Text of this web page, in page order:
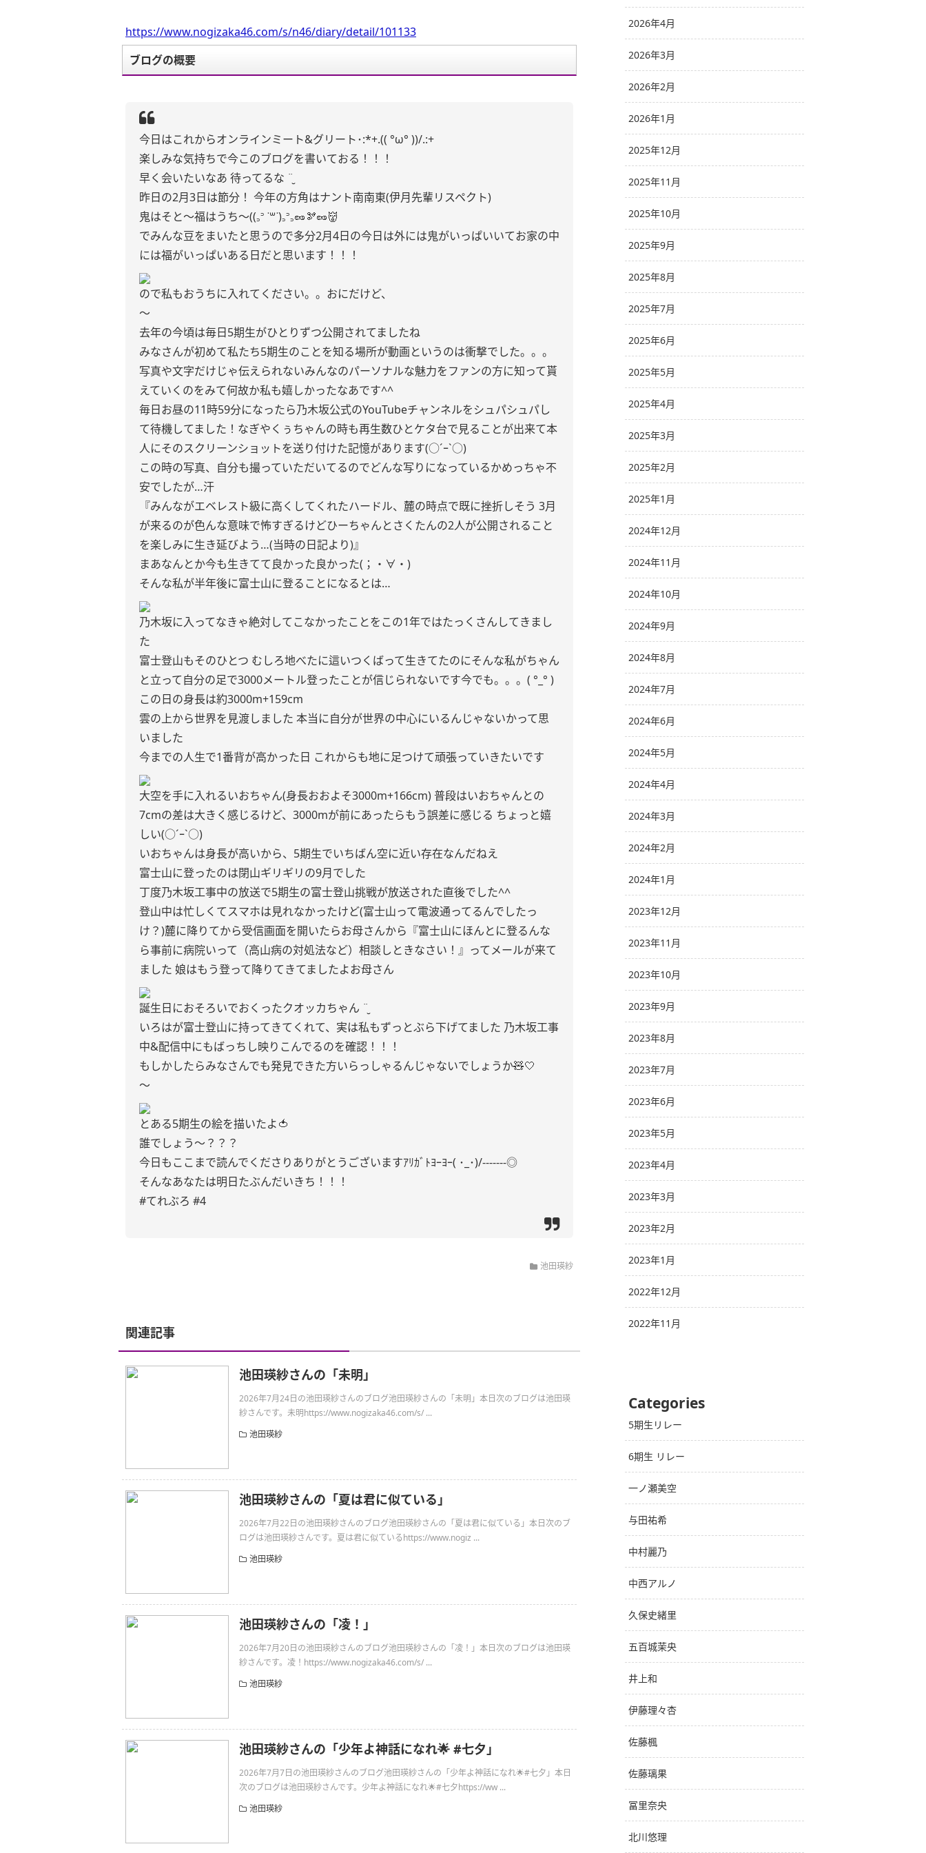
https://www.nogizaka46.com/s/n46/diary/detail/101133
ブログの概要
今日はこれからオンラインミート&グリート･:*+.(( °ω° ))/.:+
楽しみな気持ちで今このブログを書いておる！！！
早く会いたいなあ 待ってるな ¨̮
昨日の2月3日は節分！ 今年の方角はナント南南東(伊月先輩リスペクト)
鬼はそと〜福はうち〜((꜆꜄ ˙꒳˙)꜆꜄꜆🥜🫘🥜👹
でみんな豆をまいたと思うので多分2月4日の今日は外には鬼がいっぱいいてお家の中
には福がいっぱいある日だと思います！！！
ので私もおうちに入れてください。。おにだけど、
〜
去年の今頃は毎日5期生がひとりずつ公開されてましたね
みなさんが初めて私たち5期生のことを知る場所が動画というのは衝撃でした。。。
写真や文字だけじゃ伝えられないみんなのパーソナルな魅力をファンの方に知って貰
えていくのをみて何故か私も嬉しかったなあです^^
毎日お昼の11時59分になったら乃木坂公式のYouTubeチャンネルをシュパシュパし
て待機してました！なぎやくぅちゃんの時も再生数ひとケタ台で見ることが出来て本
人にそのスクリーンショットを送り付けた記憶があります(○´ｰ`○)
この時の写真、自分も撮っていただいてるのでどんな写りになっているかめっちゃ不
安でしたが…汗
『みんながエベレスト級に高くしてくれたハードル、麓の時点で既に挫折しそう 3月
が来るのが色んな意味で怖すぎるけどひーちゃんとさくたんの2人が公開されること
を楽しみに生き延びよう…(当時の日記より)』
まあなんとか今も生きてて良かった良かった(；・∀・)
そんな私が半年後に富士山に登ることになるとは…
乃木坂に入ってなきゃ絶対してこなかったことをこの1年ではたっくさんしてきまし
た
富士登山もそのひとつ むしろ地べたに這いつくばって生きてたのにそんな私がちゃん
と立って自分の足で3000メートル登ったことが信じられないです今でも。。。( °_° )
この日の身長は約3000m+159cm
雲の上から世界を見渡しました 本当に自分が世界の中心にいるんじゃないかって思
いました
今までの人生で1番背が高かった日 これからも地に足つけて頑張っていきたいです
大空を手に入れるいおちゃん(身長おおよそ3000m+166cm) 普段はいおちゃんとの
7cmの差は大きく感じるけど、3000mが前にあったらもう誤差に感じる ちょっと嬉
しい(○´ｰ`○)
いおちゃんは身長が高いから、5期生でいちばん空に近い存在なんだねえ
富士山に登ったのは閉山ギリギリの9月でした
丁度乃木坂工事中の放送で5期生の富士登山挑戦が放送された直後でした^^
登山中は忙しくてスマホは見れなかったけど(富士山って電波通ってるんでしたっ
け？)麓に降りてから受信画面を開いたらお母さんから『富士山にほんとに登るんな
ら事前に病院いって（高山病の対処法など）相談しときなさい！』ってメールが来て
ました 娘はもう登って降りてきてましたよお母さん
誕生日におそろいでおくったクオッカちゃん ¨̮
いろはが富士登山に持ってきてくれて、実は私もずっとぶら下げてました 乃木坂工事
中&配信中にもばっちし映りこんでるのを確認！！！
もしかしたらみなさんでも発見できた方いらっしゃるんじゃないでしょうか🧸🤍
〜
とある5期生の絵を描いたよ🍅
誰でしょう〜？？？
今日もここまで読んでくださりありがとうございますｱﾘｶﾞﾄﾖｰﾖｰ( ･_･)/-------◎
そんなあなたは明日たぶんだいきち！！！
#てれぶろ #4
池田瑛紗
関連記事
池田瑛紗さんの「未明」
2026年7月24日の池田瑛紗さんのブログ池田瑛紗さんの「未明」本日次のブログは池田瑛
紗さんです。未明https://www.nogizaka46.com/s/ ...
池田瑛紗
池田瑛紗さんの「夏は君に似ている」
2026年7月22日の池田瑛紗さんのブログ池田瑛紗さんの「夏は君に似ている」本日次のブ
ログは池田瑛紗さんです。夏は君に似ているhttps://www.nogiz ...
池田瑛紗
池田瑛紗さんの「凌！」
2026年7月20日の池田瑛紗さんのブログ池田瑛紗さんの「凌！」本日次のブログは池田瑛
紗さんです。凌！https://www.nogizaka46.com/s/ ...
池田瑛紗
池田瑛紗さんの「少年よ神話になれ🌟 #七夕」
2026年7月7日の池田瑛紗さんのブログ池田瑛紗さんの「少年よ神話になれ🌟#七夕」本日
次のブログは池田瑛紗さんです。少年よ神話になれ🌟#七夕https://ww ...
池田瑛紗
2026年4月
2026年3月
2026年2月
2026年1月
2025年12月
2025年11月
2025年10月
2025年9月
2025年8月
2025年7月
2025年6月
2025年5月
2025年4月
2025年3月
2025年2月
2025年1月
2024年12月
2024年11月
2024年10月
2024年9月
2024年8月
2024年7月
2024年6月
2024年5月
2024年4月
2024年3月
2024年2月
2024年1月
2023年12月
2023年11月
2023年10月
2023年9月
2023年8月
2023年7月
2023年6月
2023年5月
2023年4月
2023年3月
2023年2月
2023年1月
2022年12月
2022年11月
Categories
5期生リレー
6期生 リレー
一ノ瀬美空
与田祐希
中村麗乃
中西アルノ
久保史緒里
五百城茉央
井上和
伊藤理々杏
佐藤楓
佐藤璃果
冨里奈央
北川悠理